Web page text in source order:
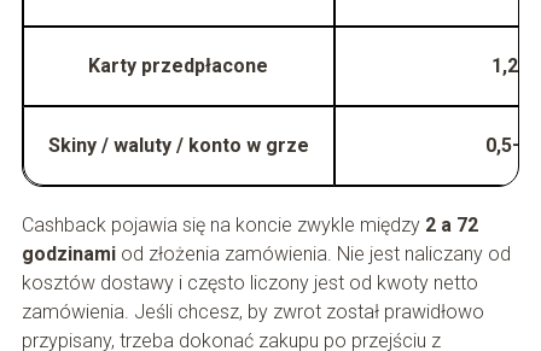
Karty przedpłacone
Skiny / waluty / konto w grze
Cashback pojawia się na koncie zwykle między 2 a 72
godzinamiod złożenia zamówienia. Nie jest naliczany od
kosztów dostawy i często liczony jest od kwoty netto
zamówienia. Jeśli chcesz, by zwrot został prawidłowo
przypisany, trzeba dokonać zakupu po przejściu z